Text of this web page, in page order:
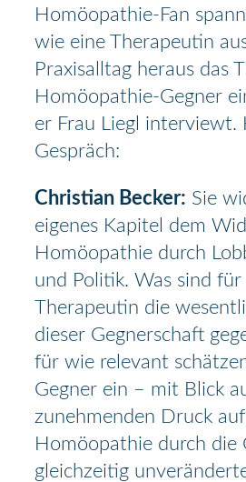
Homöopathie-Fan
wie eine Therapeutin
Praxisalltag heraus das
Homöopathie-Gegner
er Frau Liegl interviewt.
Gespräch:
Christian Becker: Sie
eigenes Kapitel dem
Homöopathie durch
und Politik. Was sind für
Therapeutin die
dieser Gegnerschaft
für wie relevant
Gegner ein – mit Blick
zunehmenden Druck
Homöopathie durch die
gleichzeitig